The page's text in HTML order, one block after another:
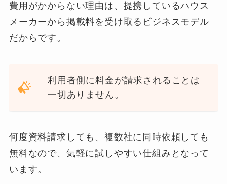
費用がかからない理由は、提携しているハウス
メーカーから掲載料を受け取るビジネスモデル
だからです。
利用者側に料金が請求されることは
一切ありません。
何度資料請求しても、複数社に同時依頼しても
無料なので、気軽に試しやすい仕組みとなって
います。